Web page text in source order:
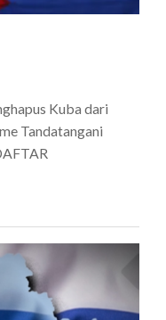
Kuba dari
Tandatangani